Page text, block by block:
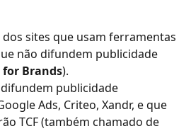
sites que usam ferramentas
não difundem publicidade
Brands).
publicidade
Ads, Criteo, Xandr, e que
TCF (também chamado de